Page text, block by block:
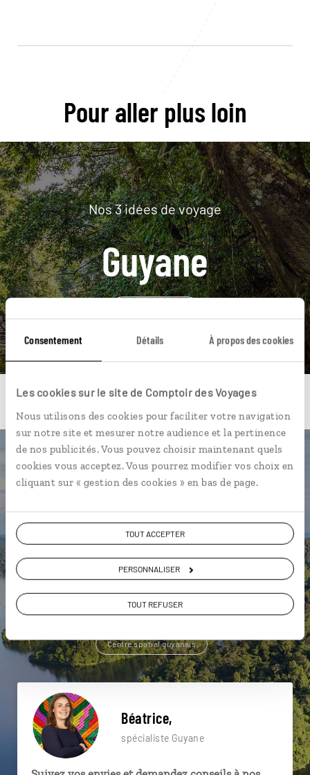
Consentement Détails À propos des cookies
Les cookies sur le site de Comptoir des Voyages
Nous utilisons des cookies pour faciliter votre navigation
sur notre site et mesurer notre audience et la pertinence
de nos publicités. Vous pouvez choisir maintenant quels
cookies vous acceptez. Vous pourrez modifier vos choix en
cliquant sur « gestion des cookies » en bas de page.
TOUT ACCEPTER
PERSONNALISER
TOUT REFUSER
Pour aller plus loin
Nos 3 idées de voyage
Guyane
Une envie de voyage
particulière ?
Cayenne Îles du Salut Amazonie
Cacao Fleuve Maroni Lac de Petit-Saut
Centre spatial guyanais
Béatrice,
spécialiste Guyane